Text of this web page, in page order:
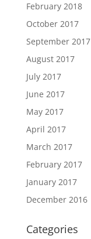
February 2018
October 2017
September 2017
August 2017
July 2017
June 2017
May 2017
April 2017
March 2017
February 2017
January 2017
December 2016
Categories